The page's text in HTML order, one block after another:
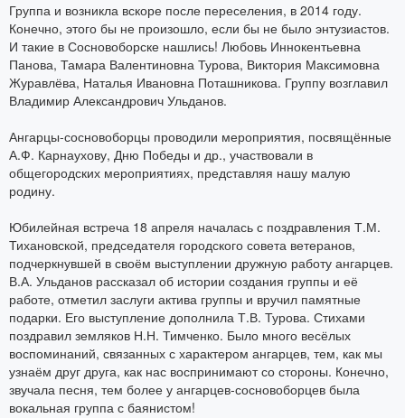
Группа и возникла вскоре после переселения, в 2014 году.
Конечно, этого бы не произошло, если бы не было энтузиастов.
И такие в Сосновоборске нашлись! Любовь Иннокентьевна
Панова, Тамара Валентиновна Турова, Виктория Максимовна
Журавлёва, Наталья Ивановна Поташникова. Группу возглавил
Владимир Александрович Ульданов.
Ангарцы-сосновоборцы проводили мероприятия, посвящённые
А.Ф. Карнаухову, Дню Победы и др., участвовали в
общегородских мероприятиях, представляя нашу малую
родину.
Юбилейная встреча 18 апреля началась с поздравления Т.М.
Тихановской, председателя городского совета ветеранов,
подчеркнувшей в своём выступлении дружную работу ангарцев.
В.А. Ульданов рассказал об истории создания группы и её
работе, отметил заслуги актива группы и вручил памятные
подарки. Его выступление дополнила Т.В. Турова. Стихами
поздравил земляков Н.Н. Тимченко. Было много весёлых
воспоминаний, связанных с характером ангарцев, тем, как мы
узнаём друг друга, как нас воспринимают со стороны. Конечно,
звучала песня, тем более у ангарцев-сосновоборцев была
вокальная группа с баянистом!